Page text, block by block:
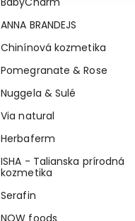
ANNA BRANDEJS
Chinínová kozmetika
Pomegranate & Rose
Nuggela & Sulé
Via natural
Herbaferm
ISHA - Talianska prírodná
kozmetika
Serafin
NOW foods